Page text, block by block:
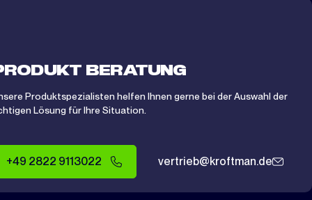
BERATUNG
Produktspezialisten helfen Ihnen gerne bei der Auswahl der
Lösung für Ihre Situation.
+49 2822 9113022 vertrieb@kroftman.de